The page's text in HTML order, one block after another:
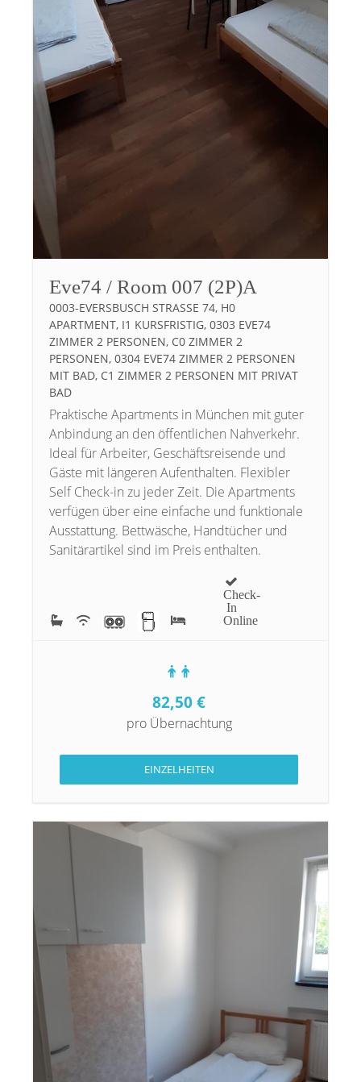
Eve74 / Room 007 (2P)A
0003-EVERSBUSCH STRASSE 74, H0 A
PARTMENT, I1 KURSFRISTIG, 0303 EVE74 Z
IMMER 2 PERSONEN, C0 ZIMMER 2 P
ERSONEN, 0304 EVE74 ZIMMER 2 PERSONEN M
IT BAD, C1 ZIMMER 2 PERSONEN MIT PRIVAT B
AD
Praktische Apartments in München mit guter
Anbindung an den öffentlichen Nahverkehr.
Ideal für Arbeiter, Geschäftsreisende und
Gäste mit längeren Aufenthalten. Flexibler
Self Check-in zu jeder Zeit. Die Apartments
verfügen über eine einfache und funktionale
Ausstattung. Bettwäsche, Handtücher und
Sanitärartikel sind im Preis enthalten.
Check-
In
Online
82,50€
pro Übernachtung
EINZELHEITEN